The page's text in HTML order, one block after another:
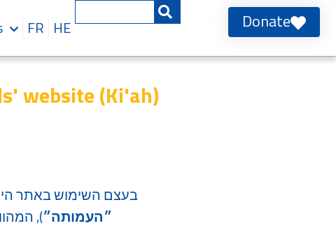
FR HE Donate
website (Ki'ah)
בעצם השימוש באתר
״העמותה״),